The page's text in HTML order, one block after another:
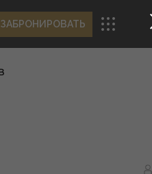
ЗАБРОНИРОВАТЬ